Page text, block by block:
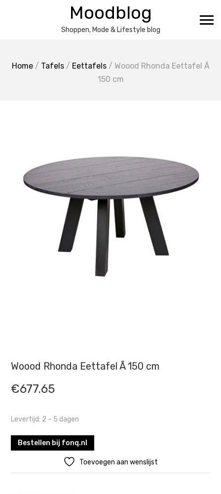
Moodblog
Shoppen, Mode & Lifestyle blog
Home/ Tafels/ Eettafels/ Woood Rhonda Eettafel Ã
150 cm
Woood Rhonda Eettafel Ã 150 cm
€677.65
Levertijd: 2 – 5 dagen
Bestellen bij fonq.nl
Toevoegen aan wenslijst